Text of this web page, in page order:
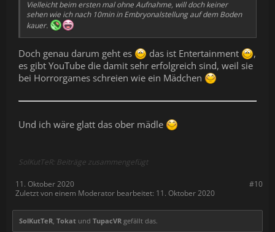
Vielleicht beim ersten mal ohne Aufnahme, will doch keiner
sehen wie ich nach 10min in Embryonalstellung auf dem Boden
kauer.
Doch genau darum geht es das ist Entertainment
,
es gibt YouTube die damit sehr erfolgreich sind, weil sie
bei Horrorgames schreien wie ein Mädchen
Und ich wäre glatt das ober mädle
SolKutTeR: Beiträge zusammengefügt
#10
11. Oktober 2020
Zuletzt von einem Moderator bearbeitet: 11. Oktober 2020
SolKutTeR, Tokat und TupacVR gefällt das.